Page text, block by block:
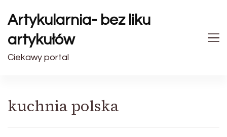
Artykularnia- bez liku
artykułów
Ciekawy portal
kuchnia polska